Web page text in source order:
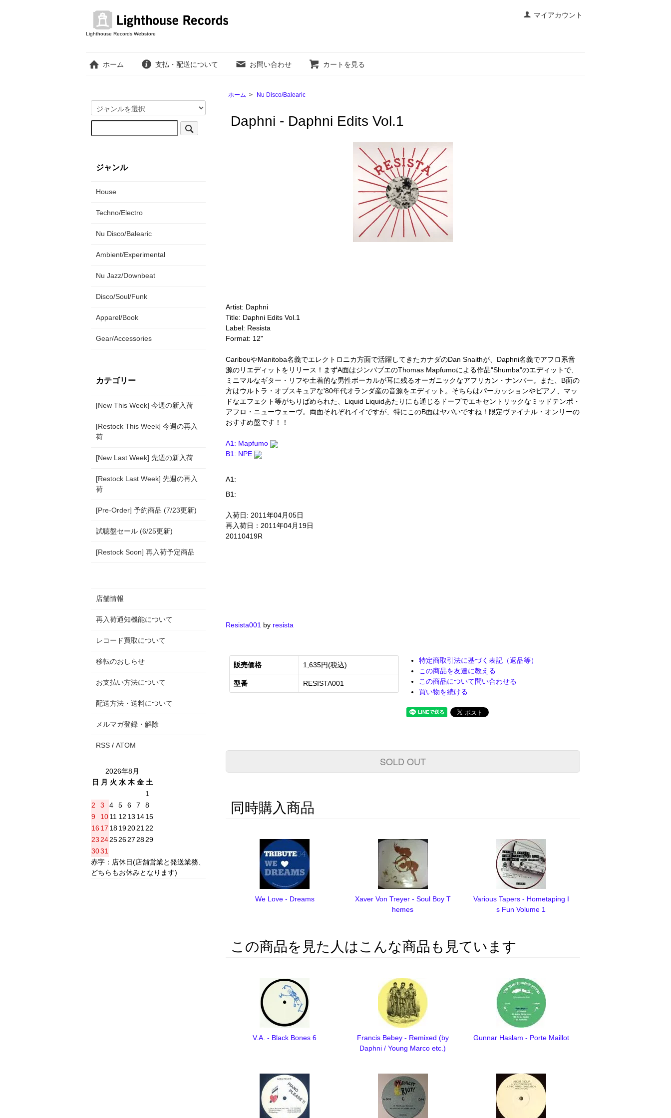
マイアカウント
Lighthouse Records Webstore
ホーム 支払・配送について お問い合わせ カートを見る
ホーム > Nu Disco/Balearic
Daphni - Daphni Edits Vol.1
Artist: Daphni
Title: Daphni Edits Vol.1
Label: Resista
Format: 12"
CaribouやManitoba名義でエレクトロニカ方面で活躍してきたカナダのDan Snaithが、Daphni名義でアフロ系音
源のリエディットをリリース！まずA面はジンバブエのThomas Mapfumoによる作品"Shumba"のエディットで、
ミニマルなギター・リフや土着的な男性ボーカルが耳に残るオーガニックなアフリカン・ナンバー。また、B面の
方はウルトラ・オブスキュアな'80年代オランダ産の音源をエディット。そちらはパーカッションやピアノ、マッ
ドなエフェクト等がちりばめられた、Liquid Liquidあたりにも通じるドープでエキセントリックなミッドテンポ・
アフロ・ニューウェーヴ。両面それぞれイイですが、特にこのB面はヤバいですね！限定ヴァイナル・オンリーの
おすすめ盤です！！
A1: Mapfumo
B1: NPE
A1:
B1:
入荷日: 2011年04月05日
再入荷日：2011年04月19日
20110419R
Resista001 by resista
販売価格 1,635円(税込)
型番 RESISTA001
特定商取引法に基づく表記（返品等）
この商品を友達に教える
この商品について問い合わせる
買い物を続ける
SOLD OUT
同時購入商品
We Love - Dreams
Xaver Von Treyer - Soul Boy T
hemes
Various Tapers - Hometaping I
s Fun Volume 1
この商品を見た人はこんな商品も見ています
V.A. - Black Bones 6
Francis Bebey - Remixed (by
Daphni / Young Marco etc.)
Gunnar Haslam - Porte Maillot
ジャンル
House
Techno/Electro
Nu Disco/Balearic
Ambient/Experimental
Nu Jazz/Downbeat
Disco/Soul/Funk
Apparel/Book
Gear/Accessories
カテゴリー
[New This Week] 今週の新入荷
[Restock This Week] 今週の再入
荷
[New Last Week] 先週の新入荷
[Restock Last Week] 先週の再入
荷
[Pre-Order] 予約商品 (7/23更新)
試聴盤セール (6/25更新)
[Restock Soon] 再入荷予定商品
店舗情報
再入荷通知機能について
レコード買取について
移転のおしらせ
お支払い方法について
配送方法・送料について
メルマガ登録・解除
RSS / ATOM
2026年8月
日
月 火 水 木 金 土
1
2
3 4 5 6 7
8
9
1011 12 13 1415
16 17 18192021 22
23 24252627 2829
3031
赤字：店休日(店舗営業と発送業務、
どちらもお休みとなります)